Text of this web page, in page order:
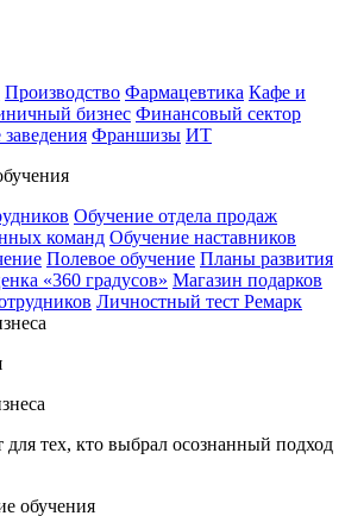
Производство Фармацевтика Кафе и
бизнес Финансовый сектор
Франшизы ИТ
Обучение отдела продаж
команд Обучение наставников
Полевое обучение Планы развития
«360 градусов» Магазин подарков
Личностный тест Ремарк
тех, кто выбрал осознанный подход
обучения